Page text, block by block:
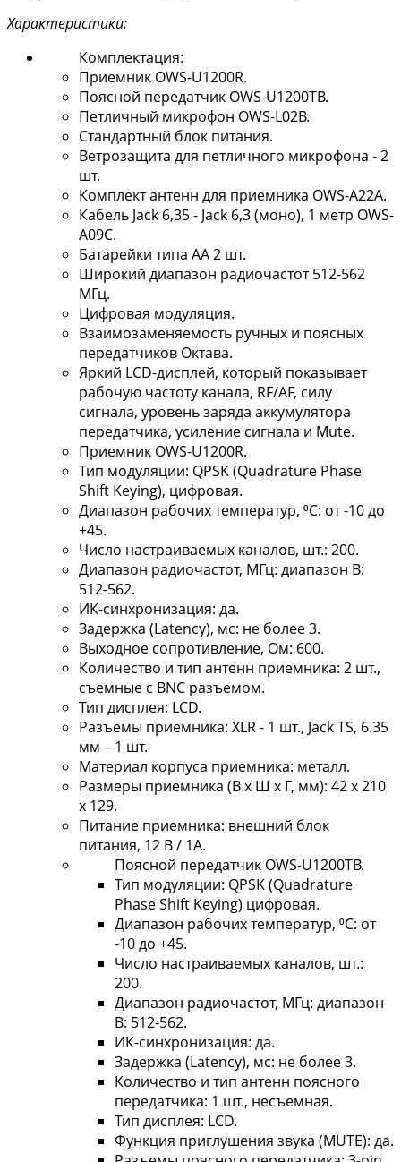
Характеристики:
Комплектация:
Приемник OWS-U1200R.
Поясной передатчик OWS-U1200TB.
Петличный микрофон OWS-L02B.
Стандартный блок питания.
Ветрозащита для петличного микрофона - 2
шт.
Комплект антенн для приемника OWS-A22A.
Кабель Jack 6,35 - Jack 6,3 (моно), 1 метр OWS-
A09С.
Батарейки типа АА 2 шт.
Широкий диапазон радиочастот 512-562
МГц.
Цифровая модуляция.
Взаимозаменяемость ручных и поясных
передатчиков Октава.
Яркий LCD-дисплей, который показывает
рабочую частоту канала, RF/AF, силу
сигнала, уровень заряда аккумулятора
передатчика, усиление сигнала и Mute.
Приемник OWS-U1200R.
Тип модуляции: QPSK (Quadrature Phase
Shift Keying), цифровая.
Диапазон рабочих температур, ⁰С: от -10 до
+45.
Число настраиваемых каналов, шт.: 200.
Диапазон радиочастот, МГц: диапазон B:
512-562.
ИК-синхронизация: да.
Задержка (Latency), мс: не более 3.
Выходное сопротивление, Ом: 600.
Количество и тип антенн приемника: 2 шт.,
съемные с BNC разъемом.
Тип дисплея: LCD.
Разъемы приемника: XLR - 1 шт., Jack TS, 6.35
мм – 1 шт.
Материал корпуса приемника: металл.
Размеры приемника (В х Ш х Г, мм): 42 х 210
х 129.
Питание приемника: внешний блок
питания, 12 В / 1A.
Поясной передатчик OWS-U1200TB.
Тип модуляции: QPSK (Quadrature
Phase Shift Keying) цифровая.
Диапазон рабочих температур, ⁰С: от
-10 до +45.
Число настраиваемых каналов, шт.:
200.
Диапазон радиочастот, МГц: диапазон
B: 512-562.
ИК-синхронизация: да.
Задержка (Latency), мс: не более 3.
Количество и тип антенн поясного
передатчика: 1 шт., несъемная.
Тип дисплея: LCD.
Функция приглушения звука (MUTE): да.